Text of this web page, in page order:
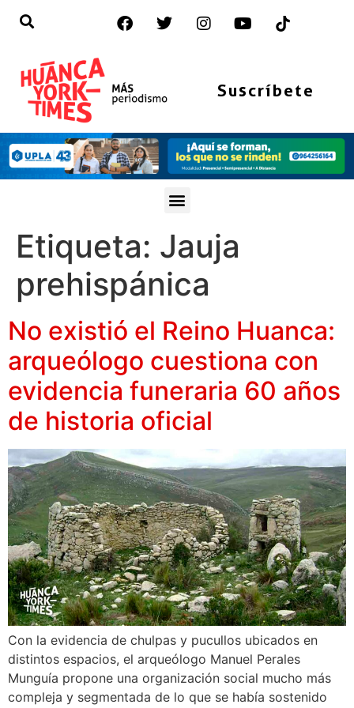
Suscríbete
Etiqueta: Jauja
prehispánica
No existió el Reino Huanca:
arqueólogo cuestiona con
evidencia funeraria 60 años
de historia oficial
Con la evidencia de chulpas y pucullos ubicados en
distintos espacios, el arqueólogo Manuel Perales
Munguía propone una organización social mucho más
compleja y segmentada de lo que se había sostenido